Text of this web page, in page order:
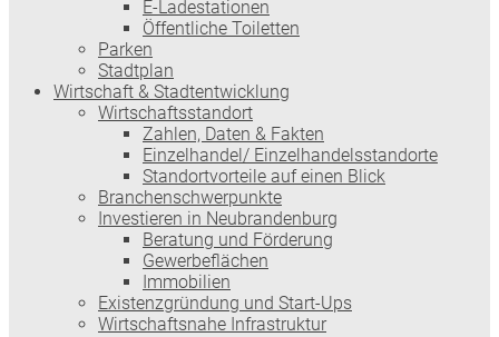
E-Ladestationen
Öffentliche Toiletten
Parken
Stadtplan
Wirtschaft & Stadtentwicklung
Wirtschaftsstandort
Zahlen, Daten & Fakten
Einzelhandel/ Einzelhandelsstandorte
Standortvorteile auf einen Blick
Branchenschwerpunkte
Investieren in Neubrandenburg
Beratung und Förderung
Gewerbeflächen
Immobilien
Existenzgründung und Start-Ups
Wirtschaftsnahe Infrastruktur